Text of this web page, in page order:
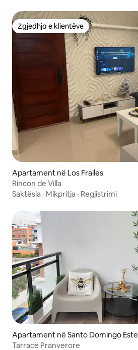
Zgjedhja e klientëve
Zgjedhja e klientëve
Apartament në Los Frailes
Rincon de Villa
Saktësia · Mikpritja · Regjistrimi
Apartament në Santo Domingo Este
Tarracë Pranverore